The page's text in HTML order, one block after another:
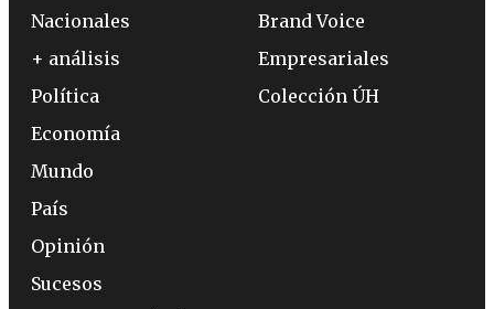
Nacionales
+ análisis
Política
Economía
Mundo
País
Opinión
Sucesos
Brand Voice
Empresariales
Colección ÚH